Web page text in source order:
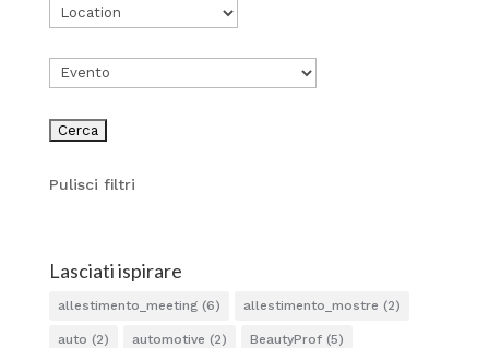
Pulisci filtri
Lasciati ispirare
allestimento_meeting(6) allestimento_mostre (2)
auto (2) automotive (2) BeautyProf(5)